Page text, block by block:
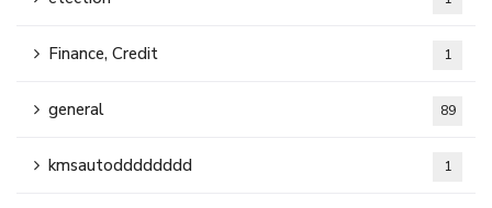
Finance, Credit 1
general 89
kmsautodddddddd 1